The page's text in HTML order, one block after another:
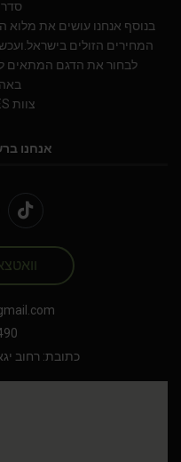
סדר
בנוסף אנחנו עושים את מלוא
המחירים הזולים
לבחור את הדגם המתאים
צוות BESTIESHOES
אנחנו
כתובת: רחוב יגאל אלון 94